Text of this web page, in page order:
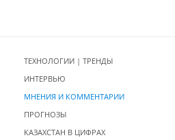
ТЕХНОЛОГИИ | ТРЕНДЫ
ИНТЕРВЬЮ
МНЕНИЯ И КОММЕНТАРИИ
ПРОГНОЗЫ
КАЗАХСТАН В ЦИФРАХ